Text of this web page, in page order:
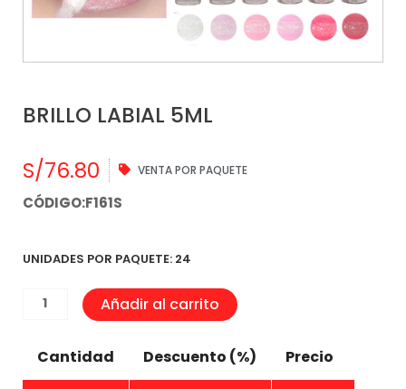
BRILLO LABIAL 5ML
S/76.80 VENTA POR PAQUETE
CÓDIGO:F161S
UNIDADES POR PAQUETE: 24
BRILLO
Añadir al carrito
Cantidad Descuento (%) Precio